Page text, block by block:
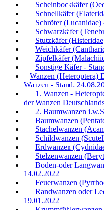
Scheinbockkäfer
Schnellkäfer
Schröter (Lucanidae)
Schwarzkäfer
Stutzkäfer
Weichkäfer
Zipfelkäfer
Sonstige Käfer -
Wanzen (Heteroptera)
Wanzen - Stand:
1. Wanzen -
der Wanzen Deutschlands
2. Baumwanzen
Baumwanzen
Stachelwanzen
Schildwanzen
Erdwanzen
Stelzenwanzen
Boden-oder
14.02.2022
Feuerwanzen
Randwanzen oder
19.01.2022